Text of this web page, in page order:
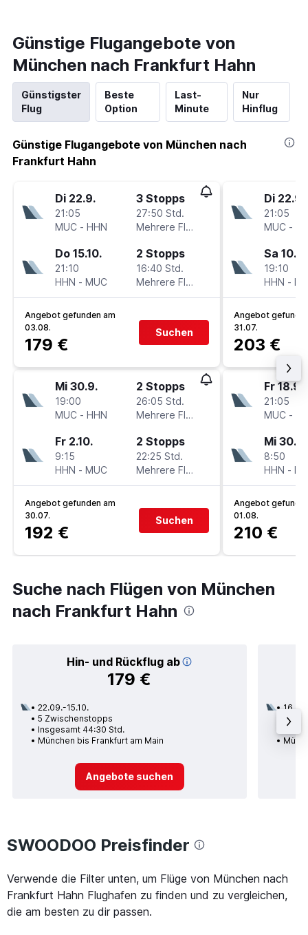
Günstige Flugangebote von
München nach Frankfurt Hahn
Günstigster
Flug
Beste
Option
Last-
Minute
Nur
Hinflug
Günstige Flugangebote von München nach
Frankfurt Hahn
Di 22.9.
21:05
MUC - HHN
3 Stopps
27:50 Std.
Mehrere Fluglinien
Do 15.10.
21:10
HHN - MUC
2 Stopps
16:40 Std.
Mehrere Fluglinien
Angebot gefunden am
03.08.
179 €
Suchen
Mi 30.9.
19:00
MUC - HHN
2 Stopps
26:05 Std.
Mehrere Fluglinien
Fr 2.10.
9:15
HHN - MUC
2 Stopps
22:25 Std.
Mehrere Fluglinien
Angebot gefunden am
30.07.
192 €
Suchen
Di 22.9.
21:05
MUC -
Sa
19:10
HHN -
Angebot
31.07.
203 €
Fr 18.9.
21:05
MUC -
Mi 30.9.
8:50
HHN -
Angebot
01.08.
210 €
Suche nach Flügen von München
nach Frankfurt Hahn
Hin- und Rückflug ab
179 €
22.09.-15.10.
5 Zwischenstopps
Insgesamt 44:30 Std.
München bis Frankfurt am Main
Angebote suchen
16.09.
2
SWOODOO Preisfinder
Verwende die Filter unten, um Flüge von München nach
Frankfurt Hahn Flughafen zu finden und zu vergleichen,
die am besten zu dir passen.